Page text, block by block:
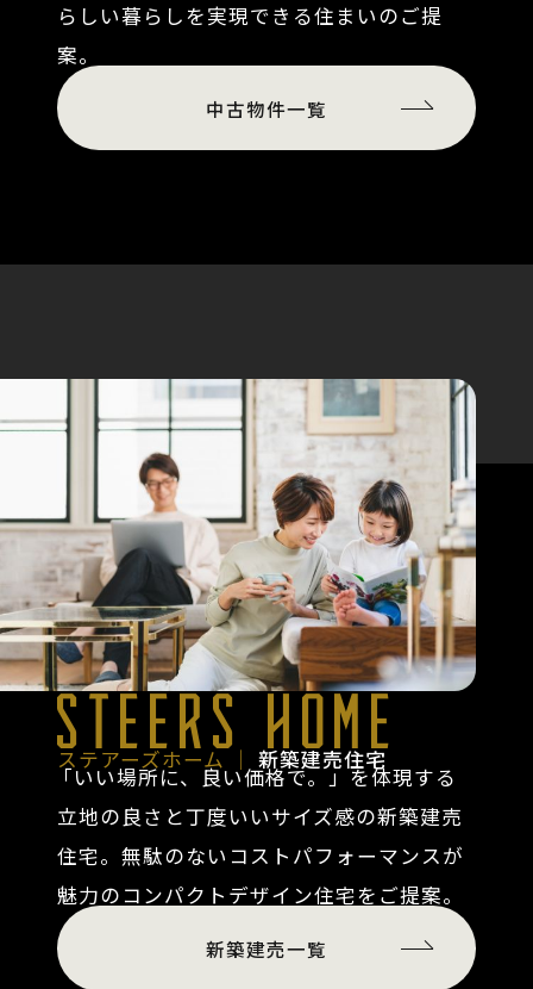
らしい暮らしを実現できる住まいのご提
案。
中古物件一覧
STEERS HOME
ステアーズホーム │ 新築建売住宅
「いい場所に、良い価格で。」を体現する
立地の良さと丁度いいサイズ感の新築建売
住宅。無駄のないコストパフォーマンスが
魅力のコンパクトデザイン住宅をご提案。
新築建売一覧